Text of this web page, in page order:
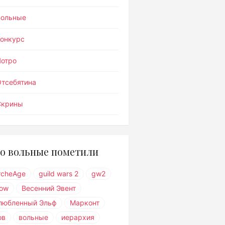
вольные пометили
guild wars 2
gw2
Весенний Эвент
Эльф
Марконт
вольные иерархия